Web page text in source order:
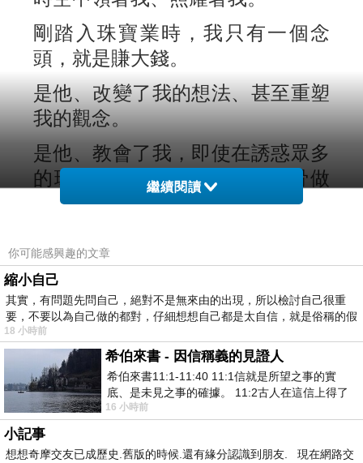
剛踏入珠寶業時，我只有一個念
頭，就是賺大錢。
是他、改變了我的想法、甚至重塑
我的觀念。
是他、教會了我，即使在誘惑眾多
的環境中，還能挺著錚錚鐵骨做
事。
很高尚，有些錢根本不屑賺。
是他、使我明白了，低頭不是處理
事情的唯一方法。
他是育我專業知識、塑我現在人格
及鋪我人生坦途的老師
－
繼續閱讀
你可能感興趣的文章
縮小自己
其實，有問題先問自己，絕對不是無來由的出現，所以檢討自己很重
要，不要以為自己做的都對，仔細想想自己都是太自信，就是俗稱的假
18 小時前
希伯來書 - 因信稱義的見證人
希伯來書11:1-11:40 11:1信就是所望之事的實
底、是未見之事的確據。 11:2古人在這信上得了
美好的證據。 11:3我們因着信、就知道
16 小時前
小記事
想想奇摩交友已成歷史.舊版的時候.還有緣分認識到朋友. 現在網路交